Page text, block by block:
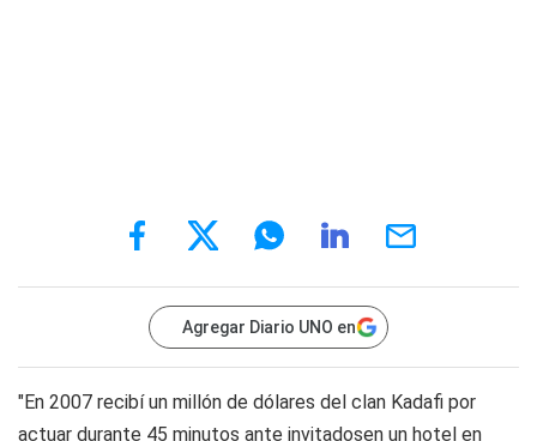
Agregar Diario UNO en
"En 2007 recibí un millón de dólares del clan Kadafi por
actuar durante 45 minutos ante invitadosen un hotel en